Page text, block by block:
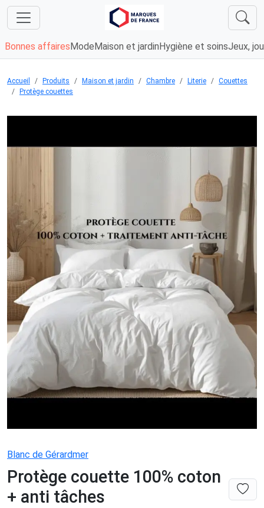
Bonnes affaires Mode Maison et jardin Hygiène et soinsJeux,
Accueil Produits Maison et jardin Chambre Literie
Couettes
Protège couettes
Blanc de Gérardmer
Protège couette 100% coton
+ anti tâches